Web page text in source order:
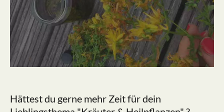
Hättest du gerne mehr Zeit für dein